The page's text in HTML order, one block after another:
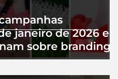
janeiro de 2026 e
sobre branding